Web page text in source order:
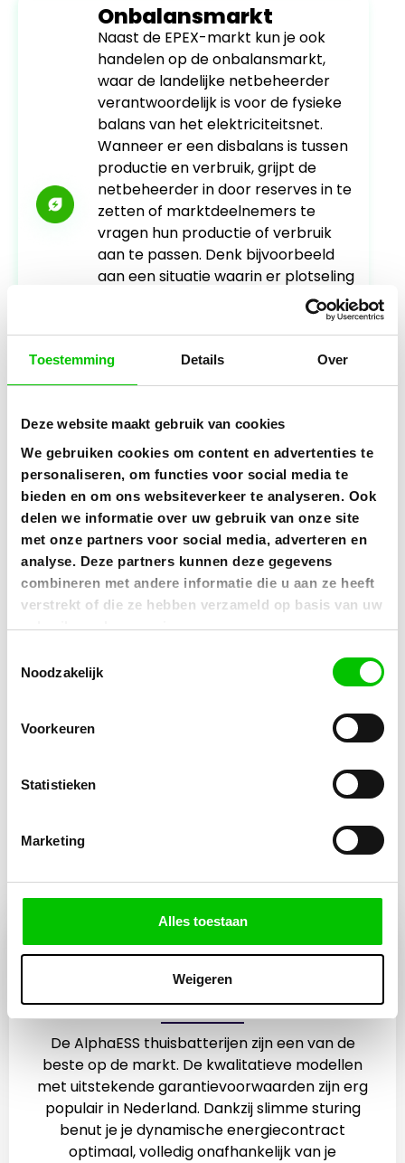
Toestemming Details Over
Deze website maakt gebruik van cookies
We gebruiken cookies om content en advertenties te
personaliseren, om functies voor social media te
bieden en om ons websiteverkeer te analyseren. Ook
delen we informatie over uw gebruik van onze site
met onze partners voor social media, adverteren en
analyse. Deze partners kunnen deze gegevens
combineren met andere informatie die u aan ze heeft
verstrekt of die ze hebben verzameld op basis van uw
gebruik van hun services.
Noodzakelijk
Voorkeuren
Statistieken
Marketing
Alles toestaan
Weigeren
Onbalansmarkt
Naast de EPEX-markt kun je ook
handelen op de onbalansmarkt,
waar de landelijke netbeheerder
verantwoordelijk is voor de fysieke
balans van het elektriciteitsnet.
Wanneer er een disbalans is tussen
productie en verbruik, grijpt de
netbeheerder in door reserves in te
zetten of marktdeelnemers te
vragen hun productie of verbruik
aan te passen. Denk bijvoorbeeld
aan een situatie waarin er plotseling
een wolk voor de zon schuift of een
thuisbatterij hiervoor in te zetten,
kun je extra inkomsten genereren en
de terugverdientijd van je investering
AlphaESS thuisbatterijen
met omvormer
UITERMATE BETROUWBAAR
De AlphaESS thuisbatterijen zijn een van de
beste op de markt. De kwalitatieve modellen
met uitstekende garantievoorwaarden zijn erg
populair in Nederland. Dankzij slimme sturing
benut je je dynamische energiecontract
optimaal, volledig onafhankelijk van je